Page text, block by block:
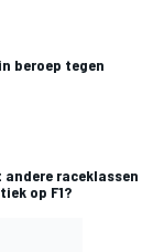
beroep tegen
raceklassen
op F1?